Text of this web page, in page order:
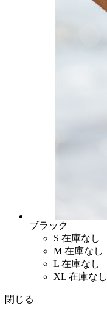
ブラック
S 在庫なし
M 在庫なし
L 在庫なし
XL 在庫なし
閉じる